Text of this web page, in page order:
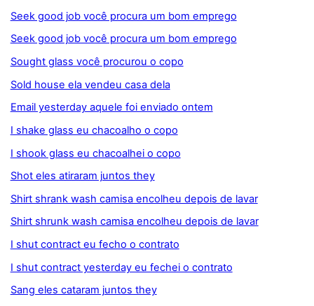
Seek good job você procura um bom emprego
Seek good job você procura um bom emprego
Sought glass você procurou o copo
Sold house ela vendeu casa dela
Email yesterday aquele foi enviado ontem
I shake glass eu chacoalho o copo
I shook glass eu chacoalhei o copo
Shot eles atiraram juntos they
Shirt shrank wash camisa encolheu depois de lavar
Shirt shrunk wash camisa encolheu depois de lavar
I shut contract eu fecho o contrato
I shut contract yesterday eu fechei o contrato
Sang eles cataram juntos they